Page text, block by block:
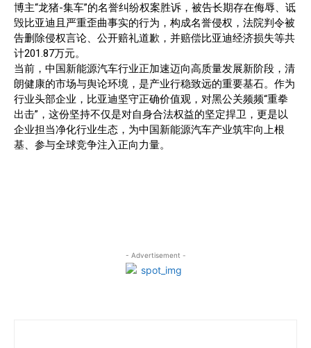
博主“龙猪-集车”的名誉纠纷权案胜诉，被告长期存在侮辱、诋
毁比亚迪且严重歪曲事实的行为，构成名誉侵权，法院判令被
告删除侵权言论、公开赔礼道歉，并赔偿比亚迪经济损失等共
计201.87万元。
当前，中国新能源汽车行业正加速迈向高质量发展新阶段，清
朗健康的市场与舆论环境，是产业行稳致远的重要基石。作为
行业头部企业，比亚迪坚守正确价值观，对黑公关频频“重拳
出击”，这份坚持不仅是对自身合法权益的坚定捍卫，更是以
企业担当净化行业生态，为中国新能源汽车产业筑牢向上根
基、参与全球竞争注入正向力量。
- Advertisement -